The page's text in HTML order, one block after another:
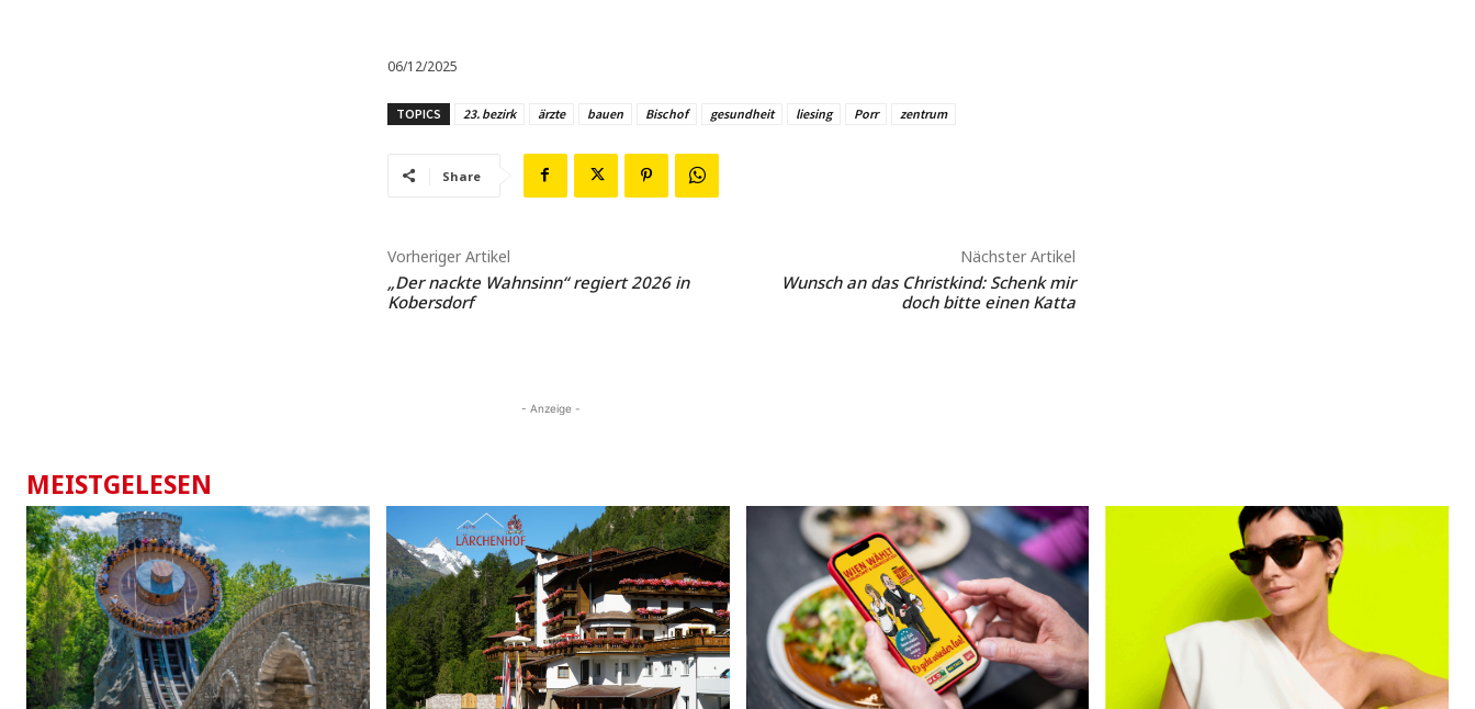
06/12/2025
TOPICS 23. bezirk ärzte bauen Bischof gesundheit liesing Porr zentrum
Share
Vorheriger Artikel
„Der nackte Wahnsinn“ regiert 2026 in
Kobersdorf
Nächster Artikel
Wunsch an das Christkind: Schenk mir
doch bitte einen Katta
- Anzeige -
MEISTGELESEN